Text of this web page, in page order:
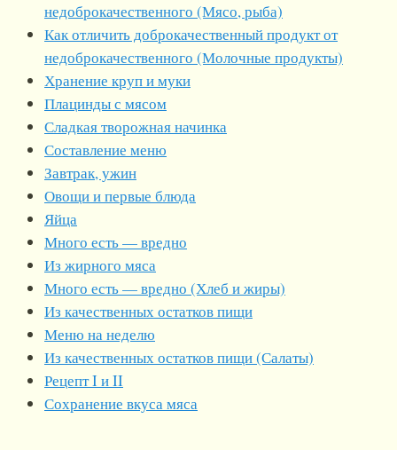
недоброкачественного (Мясо, рыба)
Как отличить доброкачественный продукт от
недоброкачественного (Молочные продукты)
Хранение круп и муки
Плацинды с мясом
Сладкая творожная начинка
Составление меню
Завтрак, ужин
Овощи и первые блюда
Яйца
Много есть — вредно
Из жирного мяса
Много есть — вредно (Хлеб и жиры)
Из качественных остатков пищи
Меню на неделю
Из качественных остатков пищи (Салаты)
Рецепт I и II
Сохранение вкуса мяса